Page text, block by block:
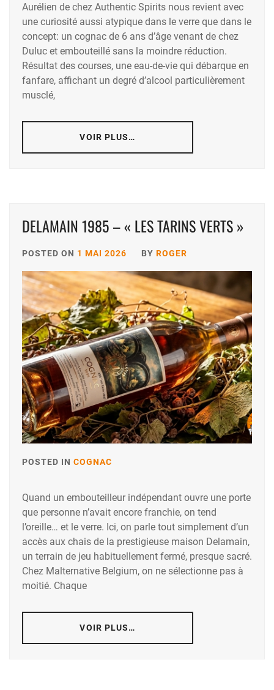
Aurélien de chez Authentic Spirits nous revient avec
une curiosité aussi atypique dans le verre que dans le
concept: un cognac de 6 ans d’âge venant de chez
Duluc et embouteillé sans la moindre réduction.
Résultat des courses, une eau-de-vie qui débarque en
fanfare, affichant un degré d’alcool particulièrement
musclé,
VOIR PLUS…
DELAMAIN 1985 – « LES TARINS VERTS »
POSTED ON 1 MAI 2026 BY ROGER
POSTED IN COGNAC
Quand un embouteilleur indépendant ouvre une porte
que personne n’avait encore franchie, on tend
l’oreille… et le verre. Ici, on parle tout simplement d’un
accès aux chais de la prestigieuse maison Delamain,
un terrain de jeu habituellement fermé, presque sacré.
Chez Malternative Belgium, on ne sélectionne pas à
moitié. Chaque
VOIR PLUS…